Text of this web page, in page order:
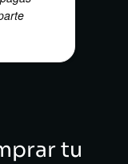
tu